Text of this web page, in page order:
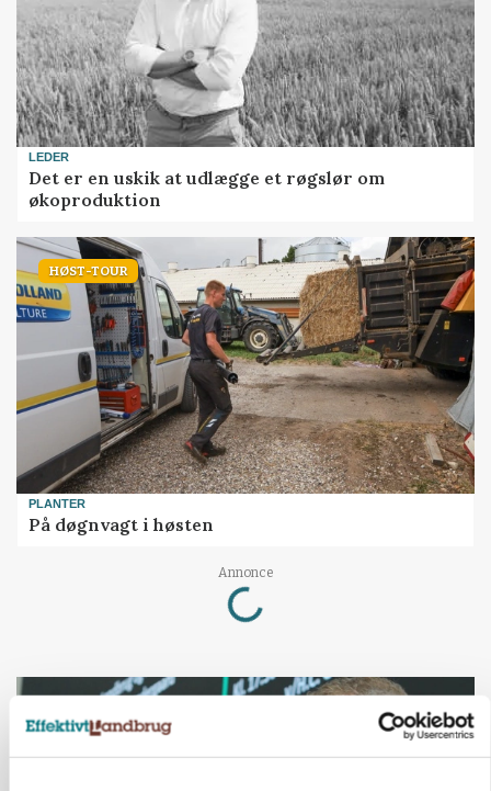
LEDER
Det er en uskik at udlægge et røgslør om
økoproduktion
HØST-TOUR
PLANTER
På døgnvagt i høsten
Annonce
Loading...